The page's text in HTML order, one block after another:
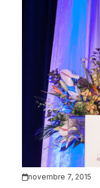
novembre 7, 2015